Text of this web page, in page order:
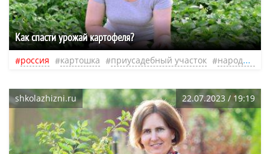
Как спасти урожай картофеля?
россия картошка приусадебный участок народные средства
shkolazhizni.ru 22.07.2023 / 19:19